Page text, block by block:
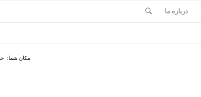
درباره ما
مکان شما: